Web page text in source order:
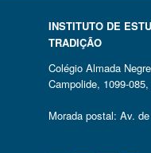
INSTITUTO DE
TRADIÇÃO
Colégio Almada
Campolide, 1099-
Morada postal: Av.